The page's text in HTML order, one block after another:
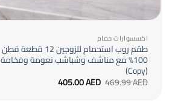
اكسسوارات حمام
طقم روب استحمام للزوجين 12 قطعة قطن
100% مع مناشف وشباشب نعومة وفخامة
(Copy)
469.99AED السعر
الأصلي405.00AED السعر